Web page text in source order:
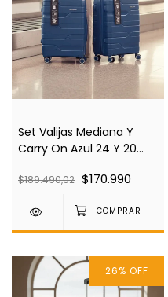
Set Valijas Mediana Y
Carry On Azul 24 Y 20
Pc4029
$189.490,02 $170.990
26% OFF